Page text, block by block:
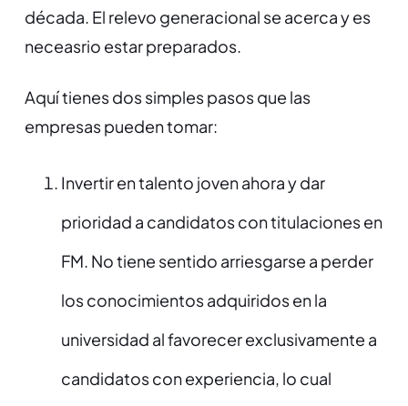
década. El relevo generacional se acerca y es
neceasrio estar preparados.
Aquí tienes dos simples pasos que las
empresas pueden tomar:
Invertir en talento joven ahora y dar
prioridad a candidatos con titulaciones en
FM. No tiene sentido arriesgarse a perder
los conocimientos adquiridos en la
universidad al favorecer exclusivamente a
candidatos con experiencia, lo cual